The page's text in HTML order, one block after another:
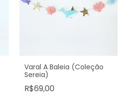
Varal A Baleia (Coleção
Sereia)
R$69,00